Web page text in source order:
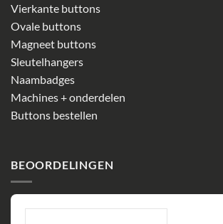
Vierkante buttons
Ovale buttons
Magneet buttons
Sleutelhangers
Naambadges
Machines + onderdelen
Buttons bestellen
BEOORDELINGEN